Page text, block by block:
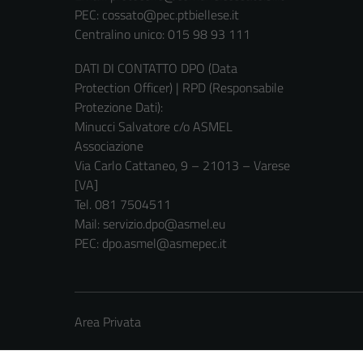
PEC: cossato@pec.ptbiellese.it
Centralino unico: 015 98 93 111
DATI DI CONTATTO DPO (Data
Protection Officer) | RPD (Responsabile
Protezione Dati):
Minucci Salvatore c/o ASMEL
Associazione
Via Carlo Cattaneo, 9 – 21013 – Varese
[VA]
Tel. 081 7504511
Mail: servizio.dpo@asmel.eu
PEC: dpo.asmel@asmepec.it
Area Privata